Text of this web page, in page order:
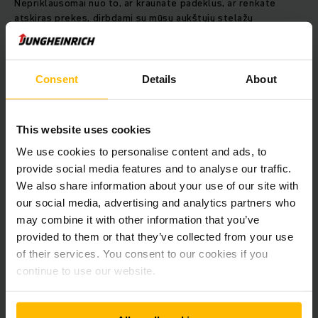
Consent Details About
This website uses cookies
We use cookies to personalise content and ads, to
provide social media features and to analyse our traffic.
We also share information about your use of our site with
our social media, advertising and analytics partners who
may combine it with other information that you’ve
provided to them or that they’ve collected from your use
of their services. You consent to our cookies if you
continue to use our website.
Nepriklausomai nuo to, ar kraunate padėklus, ar renkate
atskiras prekes, dirbdami su mūsų aukštųjų stelažų
krautuvais lengvai atliksite abu darbus. Sužinokite, kuris iš
mūsų aukštųjų stelažų krautuvų geriausiai atitinka Jūsų
sandėlio poreikius.